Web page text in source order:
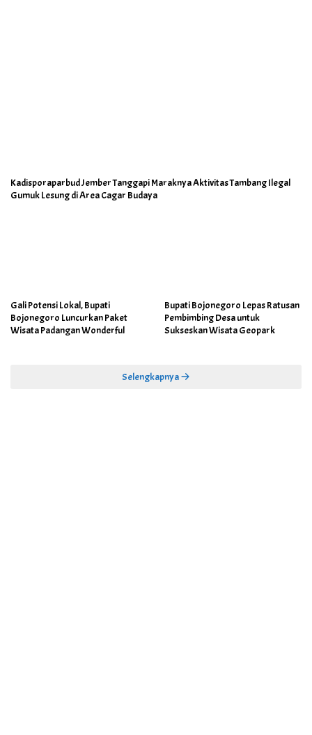
Kadisporaparbud Jember Tanggapi Maraknya Aktivitas Tambang Ilegal
Gumuk Lesung di Area Cagar Budaya
Gali Potensi Lokal, Bupati
Bojonegoro Luncurkan Paket
Wisata Padangan Wonderful
Bupati Bojonegoro Lepas Ratusan
Pembimbing Desa untuk
Sukseskan Wisata Geopark
Selengkapnya